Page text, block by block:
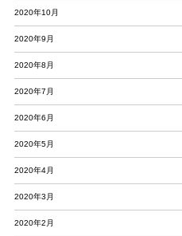
2020年10月
2020年9月
2020年8月
2020年7月
2020年6月
2020年5月
2020年4月
2020年3月
2020年2月